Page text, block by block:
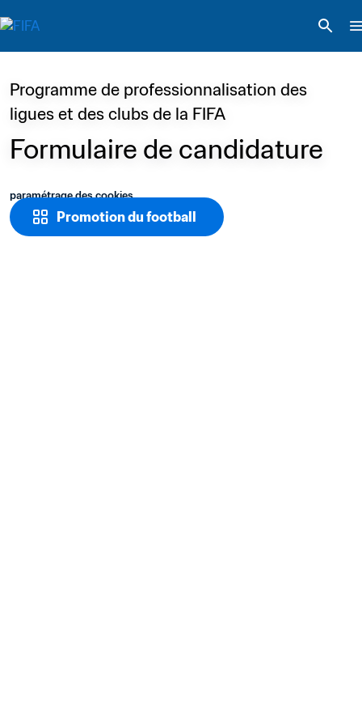
Promotion du football
Programme de professionnalisation des
ligues et des clubs de la FIFA
Formulaire de candidature
paramétrage des cookies